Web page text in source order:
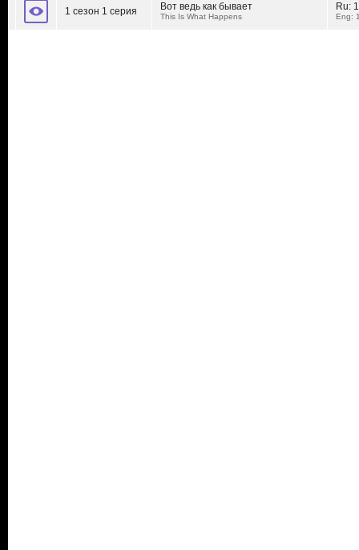
1 сезон 1 серия Вот ведь как бывает
This Is What Happens
Ru:
Eng: